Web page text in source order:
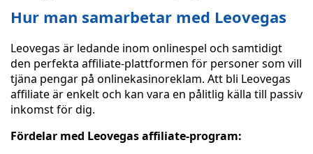
Hur man samarbetar med Leovegas
Leovegas är ledande inom onlinespel och samtidigt
den perfekta affiliate-plattformen för personer som vill
tjäna pengar på onlinekasinoreklam. Att bli Leovegas
affiliate är enkelt och kan vara en pålitlig källa till passiv
inkomst för dig.
Fördelar med Leovegas affiliate-program: